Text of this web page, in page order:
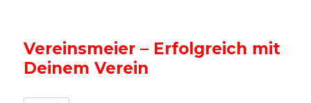
Vereinsmeier – Erfolgreich mit
Deinem Verein